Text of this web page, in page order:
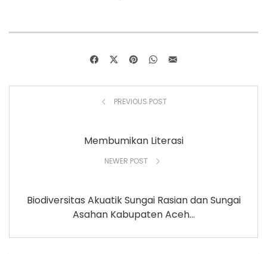
PREVIOUS POST
Membumikan Literasi
NEWER POST
Biodiversitas Akuatik Sungai Rasian dan Sungai
Asahan Kabupaten Aceh...